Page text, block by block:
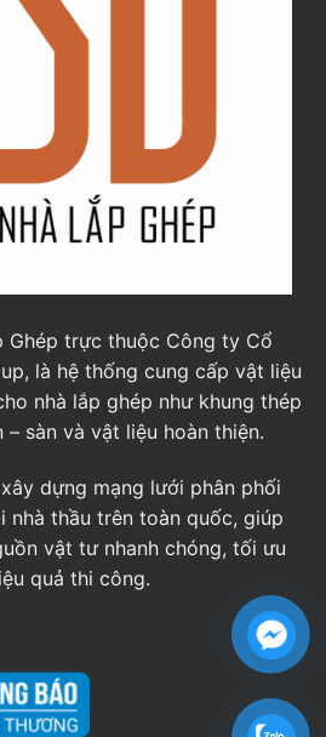
Ghép trực thuộc Công ty Cổ
là hệ thống cung cấp vật liệu
nhà lắp ghép như khung thép
sàn và vật liệu hoàn thiện.
dựng mạng lưới phân phối
nhà thầu trên toàn quốc, giúp
vật tư nhanh chóng, tối ưu
quả thi công.